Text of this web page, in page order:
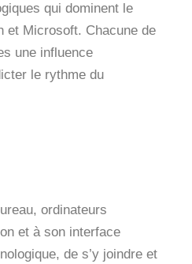
qui dominent le
et Microsoft. Chacune de
une influence
le rythme du
ordinateurs
et à son interface
de s’y joindre et